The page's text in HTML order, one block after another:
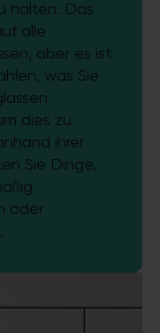
halten. Das
alle
aber es ist
was Sie
dies zu
ihrer
Sie Dinge,
oder